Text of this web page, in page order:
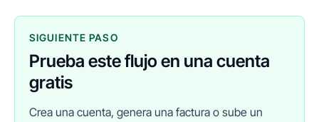
SIGUIENTE PASO
Prueba este flujo en una cuenta
gratis
Crea una cuenta, genera una factura o sube un